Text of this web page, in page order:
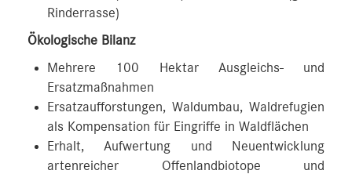
Rinderrasse)
Ökologische Bilanz
Mehrere 100 Hektar Ausgleichs- und
Ersatzmaßnahmen
Ersatzaufforstungen, Waldumbau, Waldrefugien
als Kompensation für Eingriffe in Waldflächen
Erhalt, Aufwertung und Neuentwicklung
artenreicher Offenlandbiotope und